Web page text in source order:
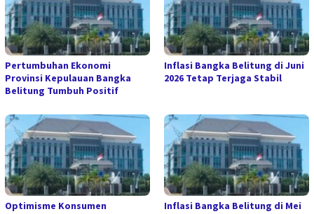
Pertumbuhan Ekonomi
Provinsi Kepulauan Bangka
Belitung Tumbuh Positif
Inflasi Bangka Belitung di Juni
2026 Tetap Terjaga Stabil
Optimisme Konsumen
Inflasi Bangka Belitung di Mei